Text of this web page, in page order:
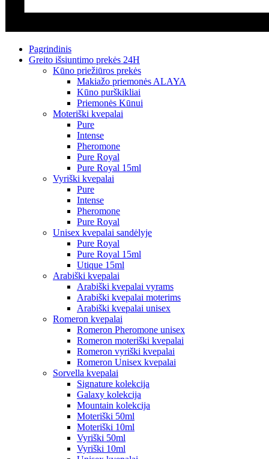
Pagrindinis
Greito išsiuntimo prekės 24H
Kūno priežiūros prekės
Makiažo priemonės ALAYA
Kūno purškikliai
Priemonės Kūnui
Moteriški kvepalai
Pure
Intense
Pheromone
Pure Royal
Pure Royal 15ml
Vyriški kvepalai
Pure
Intense
Pheromone
Pure Royal
Unisex kvepalai sandėlyje
Pure Royal
Pure Royal 15ml
Utique 15ml
Arabiški kvepalai
Arabiški kvepalai vyrams
Arabiški kvepalai moterims
Arabiški kvepalai unisex
Romeron kvepalai
Romeron Pheromone unisex
Romeron moteriški kvepalai
Romeron vyriški kvepalai
Romeron Unisex kvepalai
Sorvella kvepalai
Signature kolekcija
Galaxy kolekcija
Mountain kolekcija
Moteriški 50ml
Moteriški 10ml
Vyriški 50ml
Vyriški 10ml